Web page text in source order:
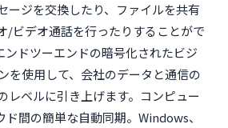
ージを交換したり、ファイルを共有
/ビデオ通話を行ったりすることがで
ンドツーエンドの暗号化されたビジ
を使用して、会社のデータと通信の
レベルに引き上げます。コンピュー
ド間の簡単な自動同期。Windows、